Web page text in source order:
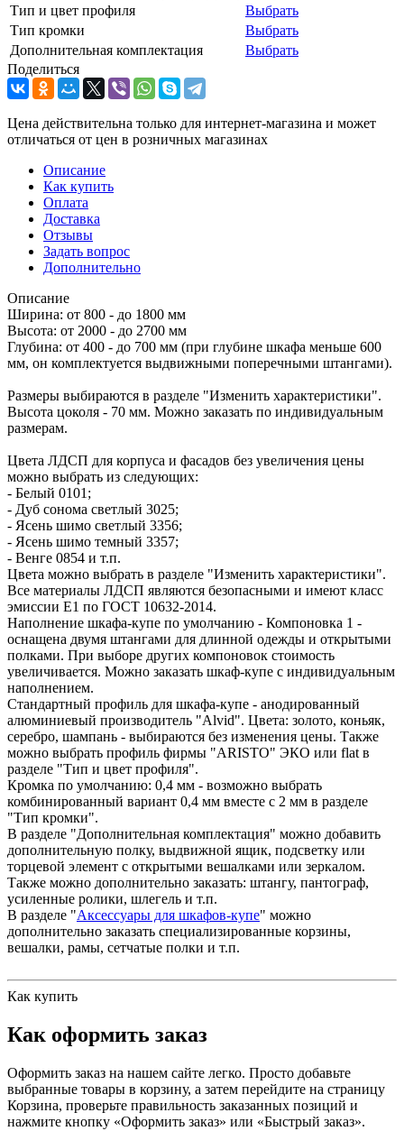
Тип и цвет профиля
Выбрать
Тип кромки
Выбрать
Дополнительная комплектация
Выбрать
Поделиться
Цена действительна только для интернет-магазина и может
отличаться от цен в розничных магазинах
Описание
Как купить
Оплата
Доставка
Отзывы
Задать вопрос
Дополнительно
Описание
Ширина: от 800 - до 1800 мм
Высота: от 2000 - до 2700 мм
Глубина: от 400 - до 700 мм (при глубине шкафа меньше 600
мм, он комплектуется выдвижными поперечными штангами).
Размеры выбираются в разделе "Изменить характеристики".
Высота цоколя - 70 мм. Можно заказать по индивидуальным
размерам.
Цвета ЛДСП для корпуса и фасадов без увеличения цены
можно выбрать из следующих:
- Белый 0101;
- Дуб сонома светлый 3025;
- Ясень шимо светлый 3356;
- Ясень шимо темный 3357;
- Венге 0854 и т.п.
Цвета можно выбрать в разделе "Изменить характеристики".
Все материалы ЛДСП являются безопасными и имеют класс
эмиссии Е1 по ГОСТ 10632-2014.
Наполнение шкафа-купе по умолчанию - Компоновка 1 -
оснащена двумя штангами для длинной одежды и открытыми
полками. При выборе других компоновок стоимость
увеличивается. Можно заказать шкаф-купе с индивидуальным
наполнением.
Стандартный профиль для шкафа-купе - анодированный
алюминиевый производитель "Alvid". Цвета: золото, коньяк,
серебро, шампань - выбираются без изменения цены. Также
можно выбрать профиль фирмы "ARISTO" ЭКО или flat в
разделе "Тип и цвет профиля".
Кромка по умолчанию: 0,4 мм - возможно выбрать
комбинированный вариант 0,4 мм вместе с 2 мм в разделе
"Тип кромки".
В разделе "Дополнительная комплектация" можно добавить
дополнительную полку, выдвижной ящик, подсветку или
торцевой элемент с открытыми вешалками или зеркалом.
Также можно дополнительно заказать: штангу, пантограф,
усиленные ролики, шлегель и т.п.
В разделе "Аксессуары для шкафов-купе" можно
дополнительно заказать специализированные корзины,
вешалки, рамы, сетчатые полки и т.п.
Как купить
Как оформить заказ
Оформить заказ на нашем сайте легко. Просто добавьте
выбранные товары в корзину, а затем перейдите на страницу
Корзина, проверьте правильность заказанных позиций и
нажмите кнопку «Оформить заказ» или «Быстрый заказ».